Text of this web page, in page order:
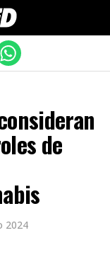
de
2024